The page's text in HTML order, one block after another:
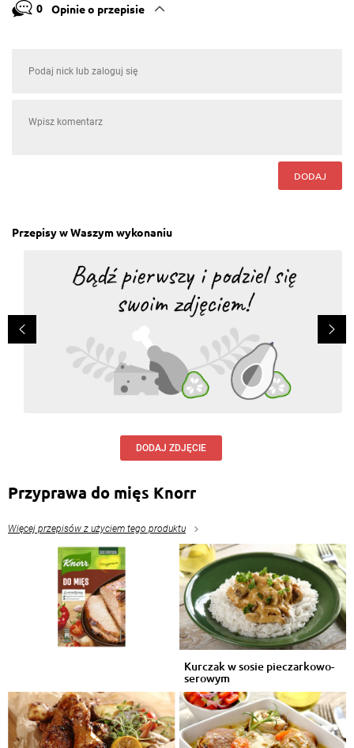
0 Opinie o przepisie
DODAJ
Przepisy w Waszym wykonaniu
DODAJ ZDJĘCIE
Przyprawa do mięs Knorr
Więcej przepisów z użyciem tego produktu
Kurczak w sosie pieczarkowo-
serowym